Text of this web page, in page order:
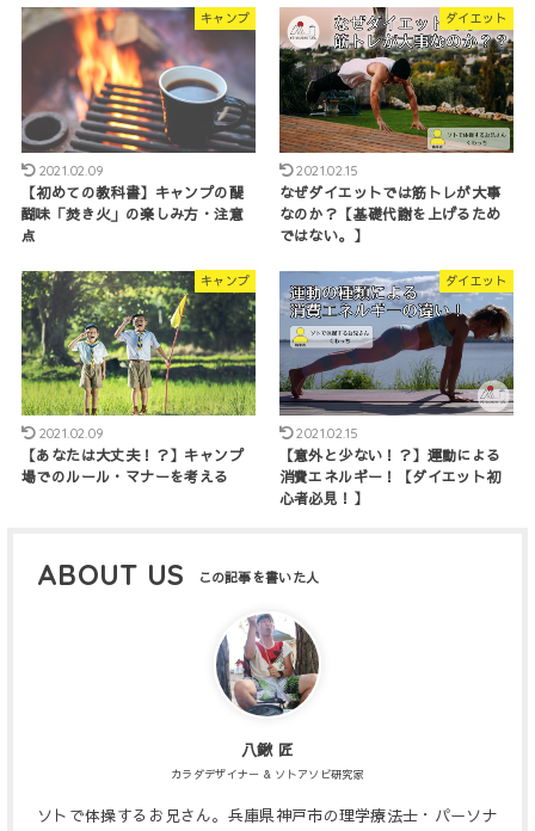
キャンプ
2021.02.09
【初めての教科書】キャンプの醍
醐味「焚き火」の楽しみ方・注意
点
ダイエット
2021.02.15
なぜダイエットでは筋トレが大事
なのか？【基礎代謝を上げるため
ではない。】
キャンプ
2021.02.09
【あなたは大丈夫！？】キャンプ
場でのルール・マナーを考える
ダイエット
2021.02.15
【意外と少ない！？】運動による
消費エネルギー！【ダイエット初
心者必見！】
ABOUT US
八鍬 匠
カラダデザイナー & ソトアソビ研究家
ソトで体操するお兄さん。兵庫県神戸市の理学療法士・パーソナ